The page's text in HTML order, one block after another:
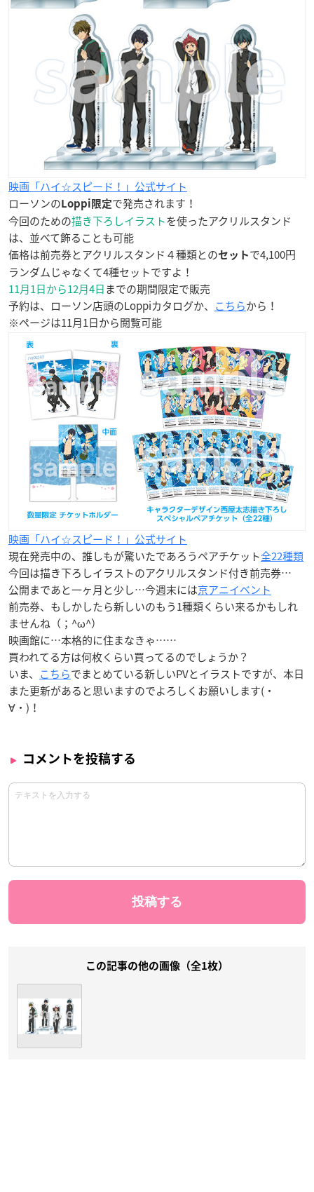
映画「ハイ☆スピード！」公式サイト
ローソンのLoppi限定で発売されます！
今回のための描き下ろしイラストを使ったアクリルスタンド
は、並べて飾ることも可能
価格は前売券とアクリルスタンド４種類とのセット で4,100円
ランダムじゃなくて4種セットですよ！
11月1日から12月4日までの期間限定で販売
予約は、ローソン店頭のLoppiカタログか、 こちらから！
※ページは11月1日から閲覧可能
映画「ハイ☆スピード！」公式サイト
現在発売中の、誰しもが驚いたであろうペアチケット全22種類
今回は描き下ろしイラストのアクリルスタンド付き前売券…
公開まであと一ヶ月と少し…今週末には京アニイベント
前売券、もしかしたら新しいのもう1種類くらい来るかもしれ
ませんね（；^ω^）
映画館に…本格的に住まなきゃ……
買われてる方は何枚くらい買ってるのでしょうか？
いま、 こちらでまとめている新しいPVとイラストですが、本日
また更新があると思いますのでよろしくお願いします(・
∀・)！
コメントを投稿する
この記事の他の画像（全1枚）